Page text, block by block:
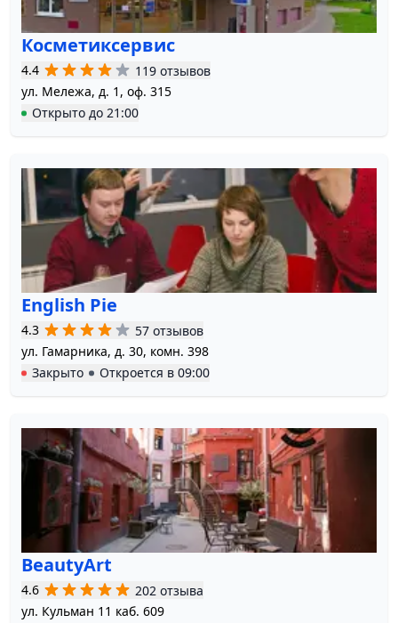
Косметиксервис
4.4
119 отзывов
ул. Мележа, д. 1, оф. 315
Открыто до 21:00
English Pie
4.3
57 отзывов
ул. Гамарника, д. 30, комн. 398
Закрыто
Откроется в 09:00
BeautyArt
4.6
202 отзыва
ул. Кульман 11 каб. 609